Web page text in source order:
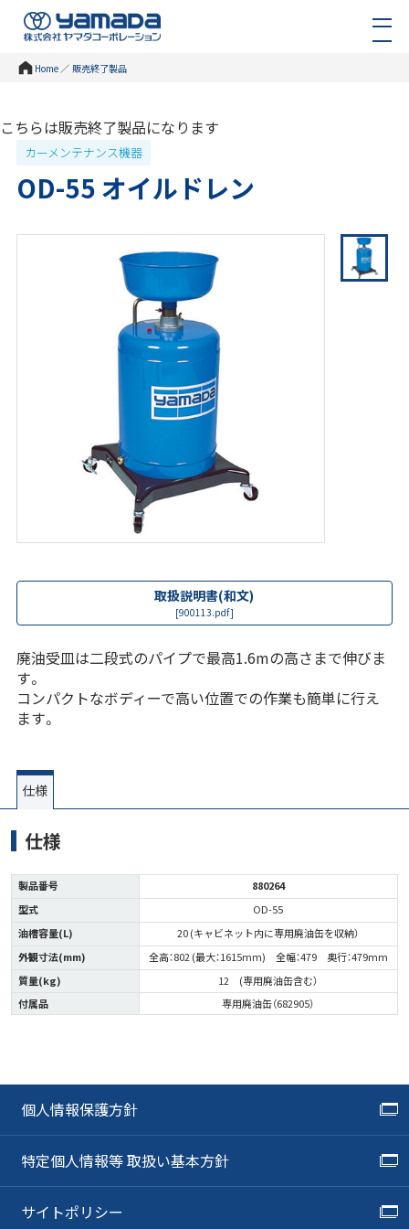
Home ／ 販売終了製品
こちらは販売終了製品になります
カーメンテナンス機器
OD-55 オイルドレン
取扱説明書(和文)
[900113.pdf]
廃油受皿は二段式のパイプで最高1.6mの高さまで伸びま
す。
コンパクトなボディーで高い位置での作業も簡単に行え
ます。
仕様
仕様
製品番号
880264
型式
OD-55
油槽容量(L)
20 (キャビネット内に専用廃油缶を収納）
外観寸法(mm)
全高：802 (最大：1615mm) 全幅：479 奥行：479mm
質量(kg)
12 (専用廃油缶含む）
付属品
専用廃油缶（682905）
個人情報保護方針
特定個人情報等 取扱い基本方針
サイトポリシー